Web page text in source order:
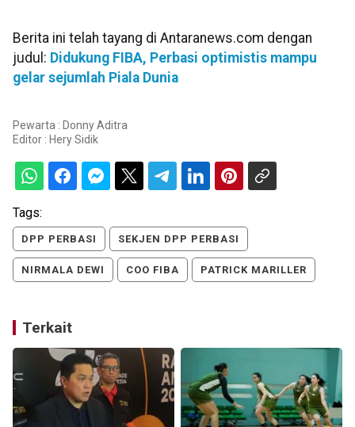
Berita ini telah tayang di Antaranews.com dengan
judul: Didukung FIBA, Perbasi optimistis mampu
gelar sejumlah Piala Dunia
Pewarta : Donny Aditra
Editor : Hery Sidik
Tags:
DPP PERBASI SEKJEN DPP PERBASI
NIRMALA DEWI COO FIBA PATRICK MARILLER
Terkait